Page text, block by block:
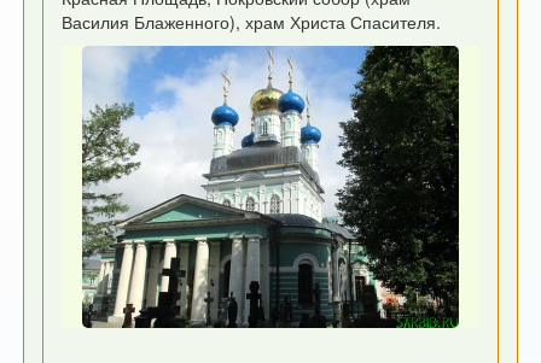
Василия Блаженного), храм Христа Спасителя.